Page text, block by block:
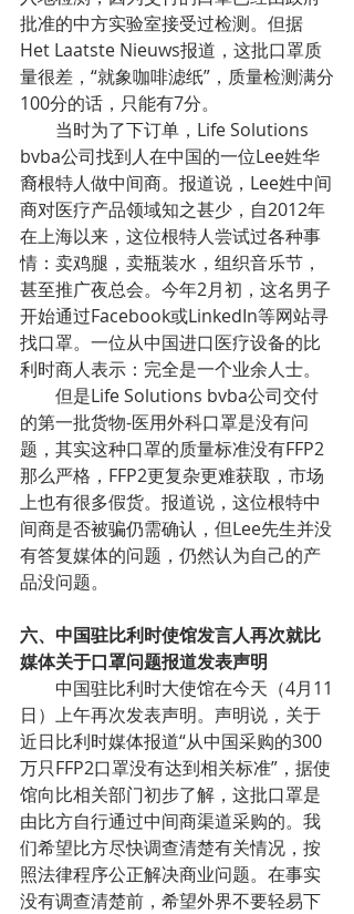
批准的中方实验室接受过检测。但据
Het Laatste Nieuws报道，这批口罩质
量很差，“就象咖啡滤纸”，质量检测满分
100分的话，只能有7分。
当时为了下订单，Life Solutions
bvba公司找到人在中国的一位Lee姓华
裔根特人做中间商。报道说，Lee姓中间
商对医疗产品领域知之甚少，自2012年
在上海以来，这位根特人尝试过各种事
情：卖鸡腿，卖瓶装水，组织音乐节，
甚至推广夜总会。今年2月初，这名男子
开始通过Facebook或LinkedIn等网站寻
找口罩。一位从中国进口医疗设备的比
利时商人表示：完全是一个业余人士。
但是Life Solutions bvba公司交付
的第一批货物-医用外科口罩是没有问
题，其实这种口罩的质量标准没有FFP2
那么严格，FFP2更复杂更难获取，市场
上也有很多假货。报道说，这位根特中
间商是否被骗仍需确认，但Lee先生并没
有答复媒体的问题，仍然认为自己的产
品没问题。
六、中国驻比利时使馆发言人再次就比
媒体关于口罩问题报道发表声明
中国驻比利时大使馆在今天（4月11
日）上午再次发表声明。声明说，关于
近日比利时媒体报道“从中国采购的300
万只FFP2口罩没有达到相关标准”，据使
馆向比相关部门初步了解，这批口罩是
由比方自行通过中间商渠道采购的。我
们希望比方尽快调查清楚有关情况，按
照法律程序公正解决商业问题。在事实
没有调查清楚前，希望外界不要轻易下